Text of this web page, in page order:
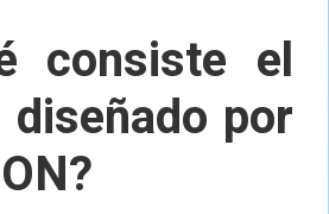
consiste el
por